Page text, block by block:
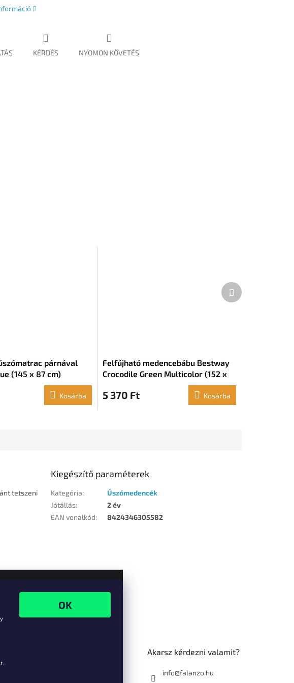
KÉRDÉS NYOMON KÖVETÉS
párnával
(145 x 87 cm)
Kosárba
Felfújható medencebábu Bestway
Crocodile Green Multicolor (152 x
5 370 Ft Kosárba
Következő
termék
tetszeni
Kiegészítő paraméterek
Kategória:
Úszómedencék
Jótállás:
2 év
EAN vonalkód: 8424346305582
Akarsz kérdezni valamit?
info@falanzo.hu